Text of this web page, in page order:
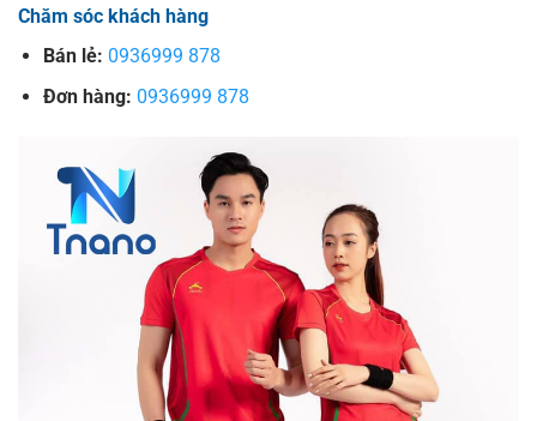
Chăm sóc khách hàng
Bán lẻ: 0936999 878
Đơn hàng: 0936999 878